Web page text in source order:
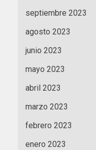
septiembre 2023
agosto 2023
junio 2023
mayo 2023
abril 2023
marzo 2023
febrero 2023
enero 2023